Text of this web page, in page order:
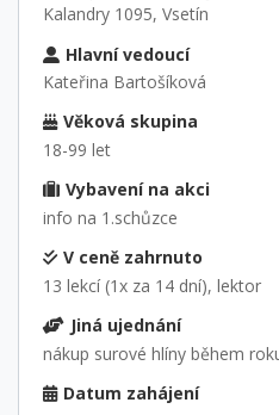
Kalandry 1095, Vsetín
Hlavní vedoucí
Kateřina Bartošíková
Věková skupina
18-99 let
Vybavení na akci
info na 1.schůzce
V ceně zahrnuto
13 lekcí (1x za 14 dní), lektor
Jiná ujednání
nákup surové hlíny během
Datum zahájení